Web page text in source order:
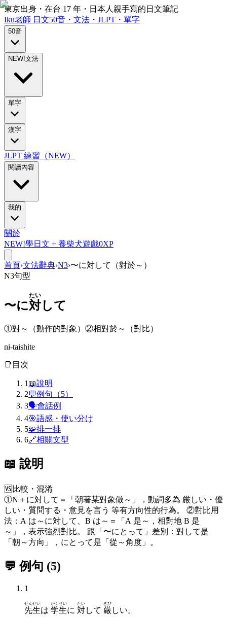
東京出身・在台 17 年・日本人親手寫的日文筆記
Iku老師 日文50音・文法・JLPT・單字
50音
NEW!文法
單字
漢字
JLPT 練習（NEW）
閱讀內容
我的
關於
NEW!學日文 + 養柴犬遊戲0XP
首頁›文法辭典›N3›〜に対して（對於～）
N3句型
〜に対
たい
して
①對～（動作的對象）②相對於～（對比）
ni-taishite
📑 目次
1 📖說明
2💬例句（5）
3🗣會話例
4🎯語感・使い分け
5🧩排一排
6🔗相關文型
📖 說明
🆚 比較・混淆
①N＋に対して＝「朝著某對象做～」，動詞多為 厳しい・優
しい・質問する・意見を言う 等有方向性的行為。 ②對比用
法：A は～に対して、B は～＝「A 是～，相對地 B 是
～」，表示強烈對比。 跟「〜にとって」差別：對して是
「朝～方向」，にとって是「從～角度」。
💬 例句 (5)
1
先生
せんせい
は 学生
がくせい
に 対
たい
して 厳
きび
しい。